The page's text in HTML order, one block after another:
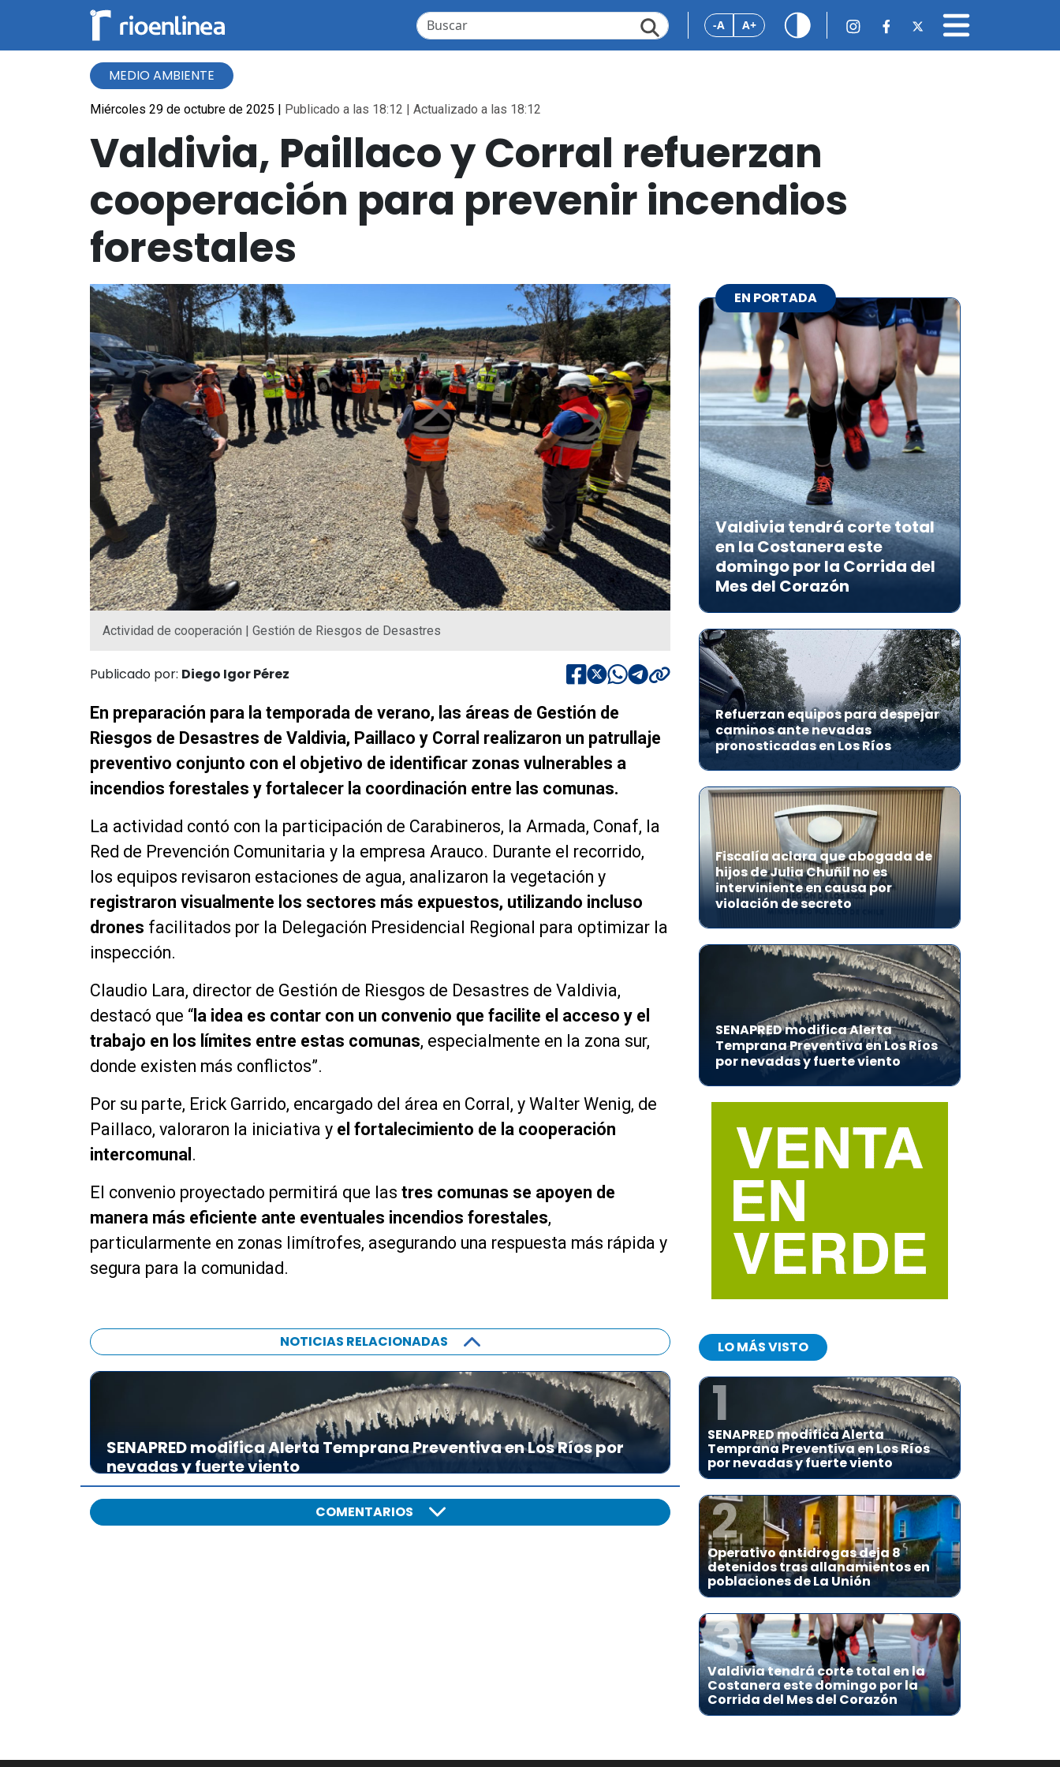
-A A+
MEDIO AMBIENTE
Miércoles 29 de octubre de 2025 | Publicado a las 18:12 | Actualizado a las 18:12
Valdivia, Paillaco y Corral refuerzan
cooperación para prevenir incendios
forestales
Actividad de cooperación | Gestión de Riesgos de Desastres
Publicado por: Diego Igor Pérez
En preparación para la temporada de verano, las áreas de Gestión de
Riesgos de Desastres de Valdivia, Paillaco y Corral realizaron un patrullaje
preventivo conjunto con el objetivo de identificar zonas vulnerables a
incendios forestales y fortalecer la coordinación entre las comunas.
La actividad contó con la participación de Carabineros, la Armada, Conaf, la
Red de Prevención Comunitaria y la empresa Arauco. Durante el recorrido,
los equipos revisaron estaciones de agua, analizaron la vegetación y
registraron visualmente los sectores más expuestos, utilizando incluso
drones facilitados por la Delegación Presidencial Regional para optimizar la
inspección.
Claudio Lara, director de Gestión de Riesgos de Desastres de Valdivia,
destacó que “ la idea es contar con un convenio que facilite el acceso y el
trabajo en los límites entre estas comunas, especialmente en la zona sur,
donde existen más conflictos”.
Por su parte, Erick Garrido, encargado del área en Corral, y Walter Wenig, de
Paillaco, valoraron la iniciativa y el fortalecimiento de la cooperación
intercomunal .
El convenio proyectado permitirá que las tres comunas se apoyen de
manera más eficiente ante eventuales incendios forestales,
particularmente en zonas limítrofes, asegurando una respuesta más rápida y
segura para la comunidad.
NOTICIAS RELACIONADAS
SENAPRED modifica Alerta Temprana Preventiva en Los Ríos por
nevadas y fuerte viento
COMENTARIOS
EN PORTADA
Valdivia tendrá corte total
en la Costanera este
domingo por la Corrida del
Mes del Corazón
Refuerzan equipos para despejar
caminos ante nevadas
pronosticadas en Los Ríos
Fiscalía aclara que abogada de
hijos de Julia Chuñil no es
interviniente en causa por
violación de secreto
SENAPRED modifica Alerta
Temprana Preventiva en Los Ríos
por nevadas y fuerte viento
LO MÁS VISTO
1
SENAPRED modifica Alerta
Temprana Preventiva en Los Ríos
por nevadas y fuerte viento
2
Operativo antidrogas deja 8
detenidos tras allanamientos en
poblaciones de La Unión
3
Valdivia tendrá corte total en la
Costanera este domingo por la
Corrida del Mes del Corazón